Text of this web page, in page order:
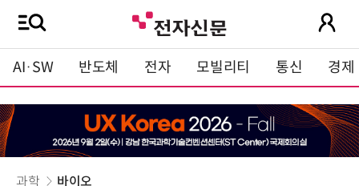
AI·SW 반도체 전자 모빌리티 통신 경제
과학 바이오